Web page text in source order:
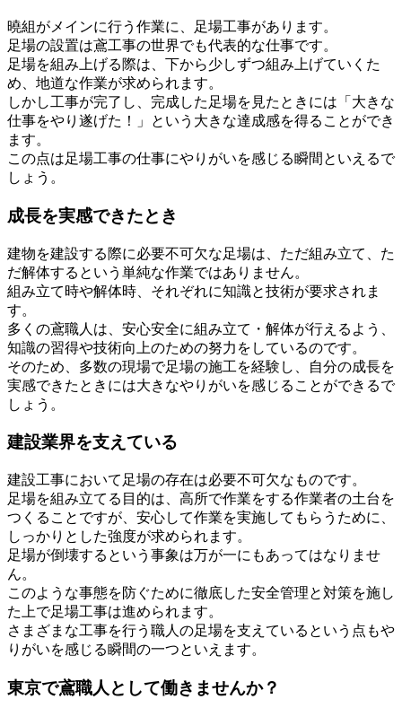
曉組がメインに行う作業に、足場工事があります。
足場の設置は鳶工事の世界でも代表的な仕事です。
足場を組み上げる際は、下から少しずつ組み上げていくた
め、地道な作業が求められます。
しかし工事が完了し、完成した足場を見たときには「大きな
仕事をやり遂げた！」という大きな達成感を得ることができ
ます。
この点は足場工事の仕事にやりがいを感じる瞬間といえるで
しょう。
成長を実感できたとき
建物を建設する際に必要不可欠な足場は、ただ組み立て、た
だ解体するという単純な作業ではありません。
組み立て時や解体時、それぞれに知識と技術が要求されま
す。
多くの鳶職人は、安心安全に組み立て・解体が行えるよう、
知識の習得や技術向上のための努力をしているのです。
そのため、多数の現場で足場の施工を経験し、自分の成長を
実感できたときには大きなやりがいを感じることができるで
しょう。
建設業界を支えている
建設工事において足場の存在は必要不可欠なものです。
足場を組み立てる目的は、高所で作業をする作業者の土台を
つくることですが、安心して作業を実施してもらうために、
しっかりとした強度が求められます。
足場が倒壊するという事象は万が一にもあってはなりませ
ん。
このような事態を防ぐために徹底した安全管理と対策を施し
た上で足場工事は進められます。
さまざまな工事を行う職人の足場を支えているという点もや
りがいを感じる瞬間の一つといえます。
東京で鳶職人として働きませんか？